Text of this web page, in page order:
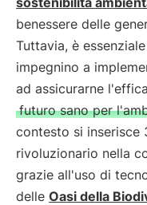
benessere delle
Tuttavia, è
impegnino a
ad assicurarne
futuro sano per
contesto si inserisce
rivoluzionario nella
grazie all'uso di
delle Oasi della